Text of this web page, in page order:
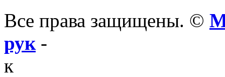
Все права защищены. ©
рук-
к